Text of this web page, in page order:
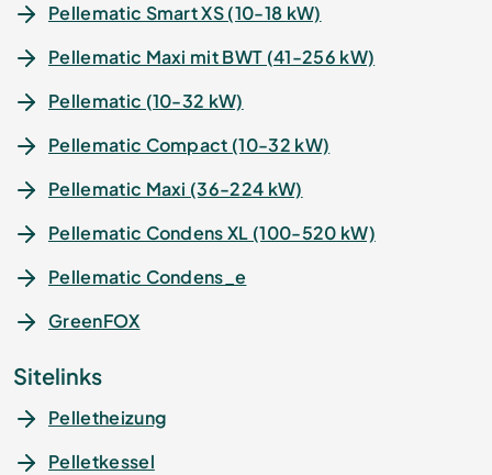
Pellematic Smart XS (10-18 kW)
Pellematic Maxi mit BWT (41-256 kW)
Pellematic (10-32 kW)
Pellematic Compact (10-32 kW)
Pellematic Maxi (36-224 kW)
Pellematic Condens XL (100-520 kW)
Pellematic Condens_e
GreenFOX
Sitelinks
Pelletheizung
Pelletkessel